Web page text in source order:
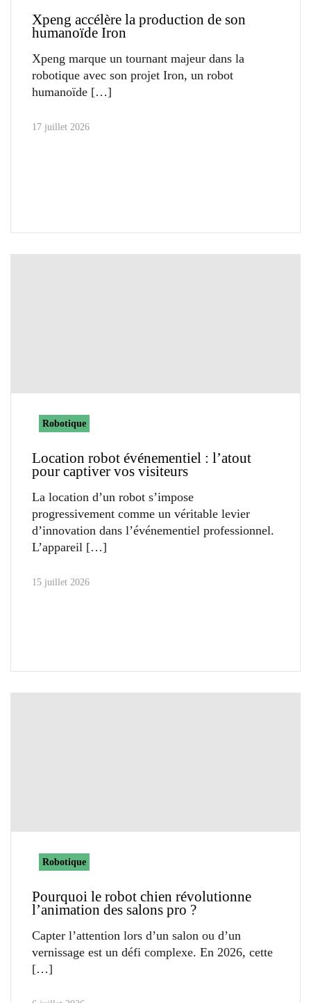
Xpeng accélère la production de son
humanoïde Iron
Xpeng marque un tournant majeur dans la
robotique avec son projet Iron, un robot
humanoïde
17 juillet 2026
Robotique
Location robot événementiel : l’atout
pour captiver vos visiteurs
La location d’un robot s’impose
progressivement comme un véritable levier
d’innovation dans l’événementiel professionnel.
L’appareil
15 juillet 2026
Robotique
Pourquoi le robot chien révolutionne
l’animation des salons pro ?
Capter l’attention lors d’un salon ou d’un
vernissage est un défi complexe. En 2026, cette